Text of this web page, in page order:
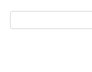
Поиск: